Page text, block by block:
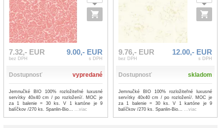
7.32,- EUR
bez DPH
9.00,- EUR
s DPH
Dostupnosť vypredané
Jemnučké BIO 100% rozložiteľné luxusné
servítky 40x40 cm / po rozložení/. MOC je
za 1 balenie = 30 ks. V 1 kartóne je 9
balíčkov /270 ks. Spanlin-Bio... ...viac
9.76,- EUR
bez DPH
12.00,- EUR
s DPH
Dostupnosť skladom
Jemnučké BIO 100% rozložiteľné luxusné
servítky 40x40 cm / po rozložení/. MOC je
za 1 balenie = 30 ks. V 1 kartóne je 9
balíčkov /270 ks. Spanlin-Bio... ...viac